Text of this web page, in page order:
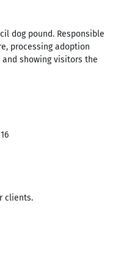
dog pound. Responsible
processing adoption
showing visitors the
clients.